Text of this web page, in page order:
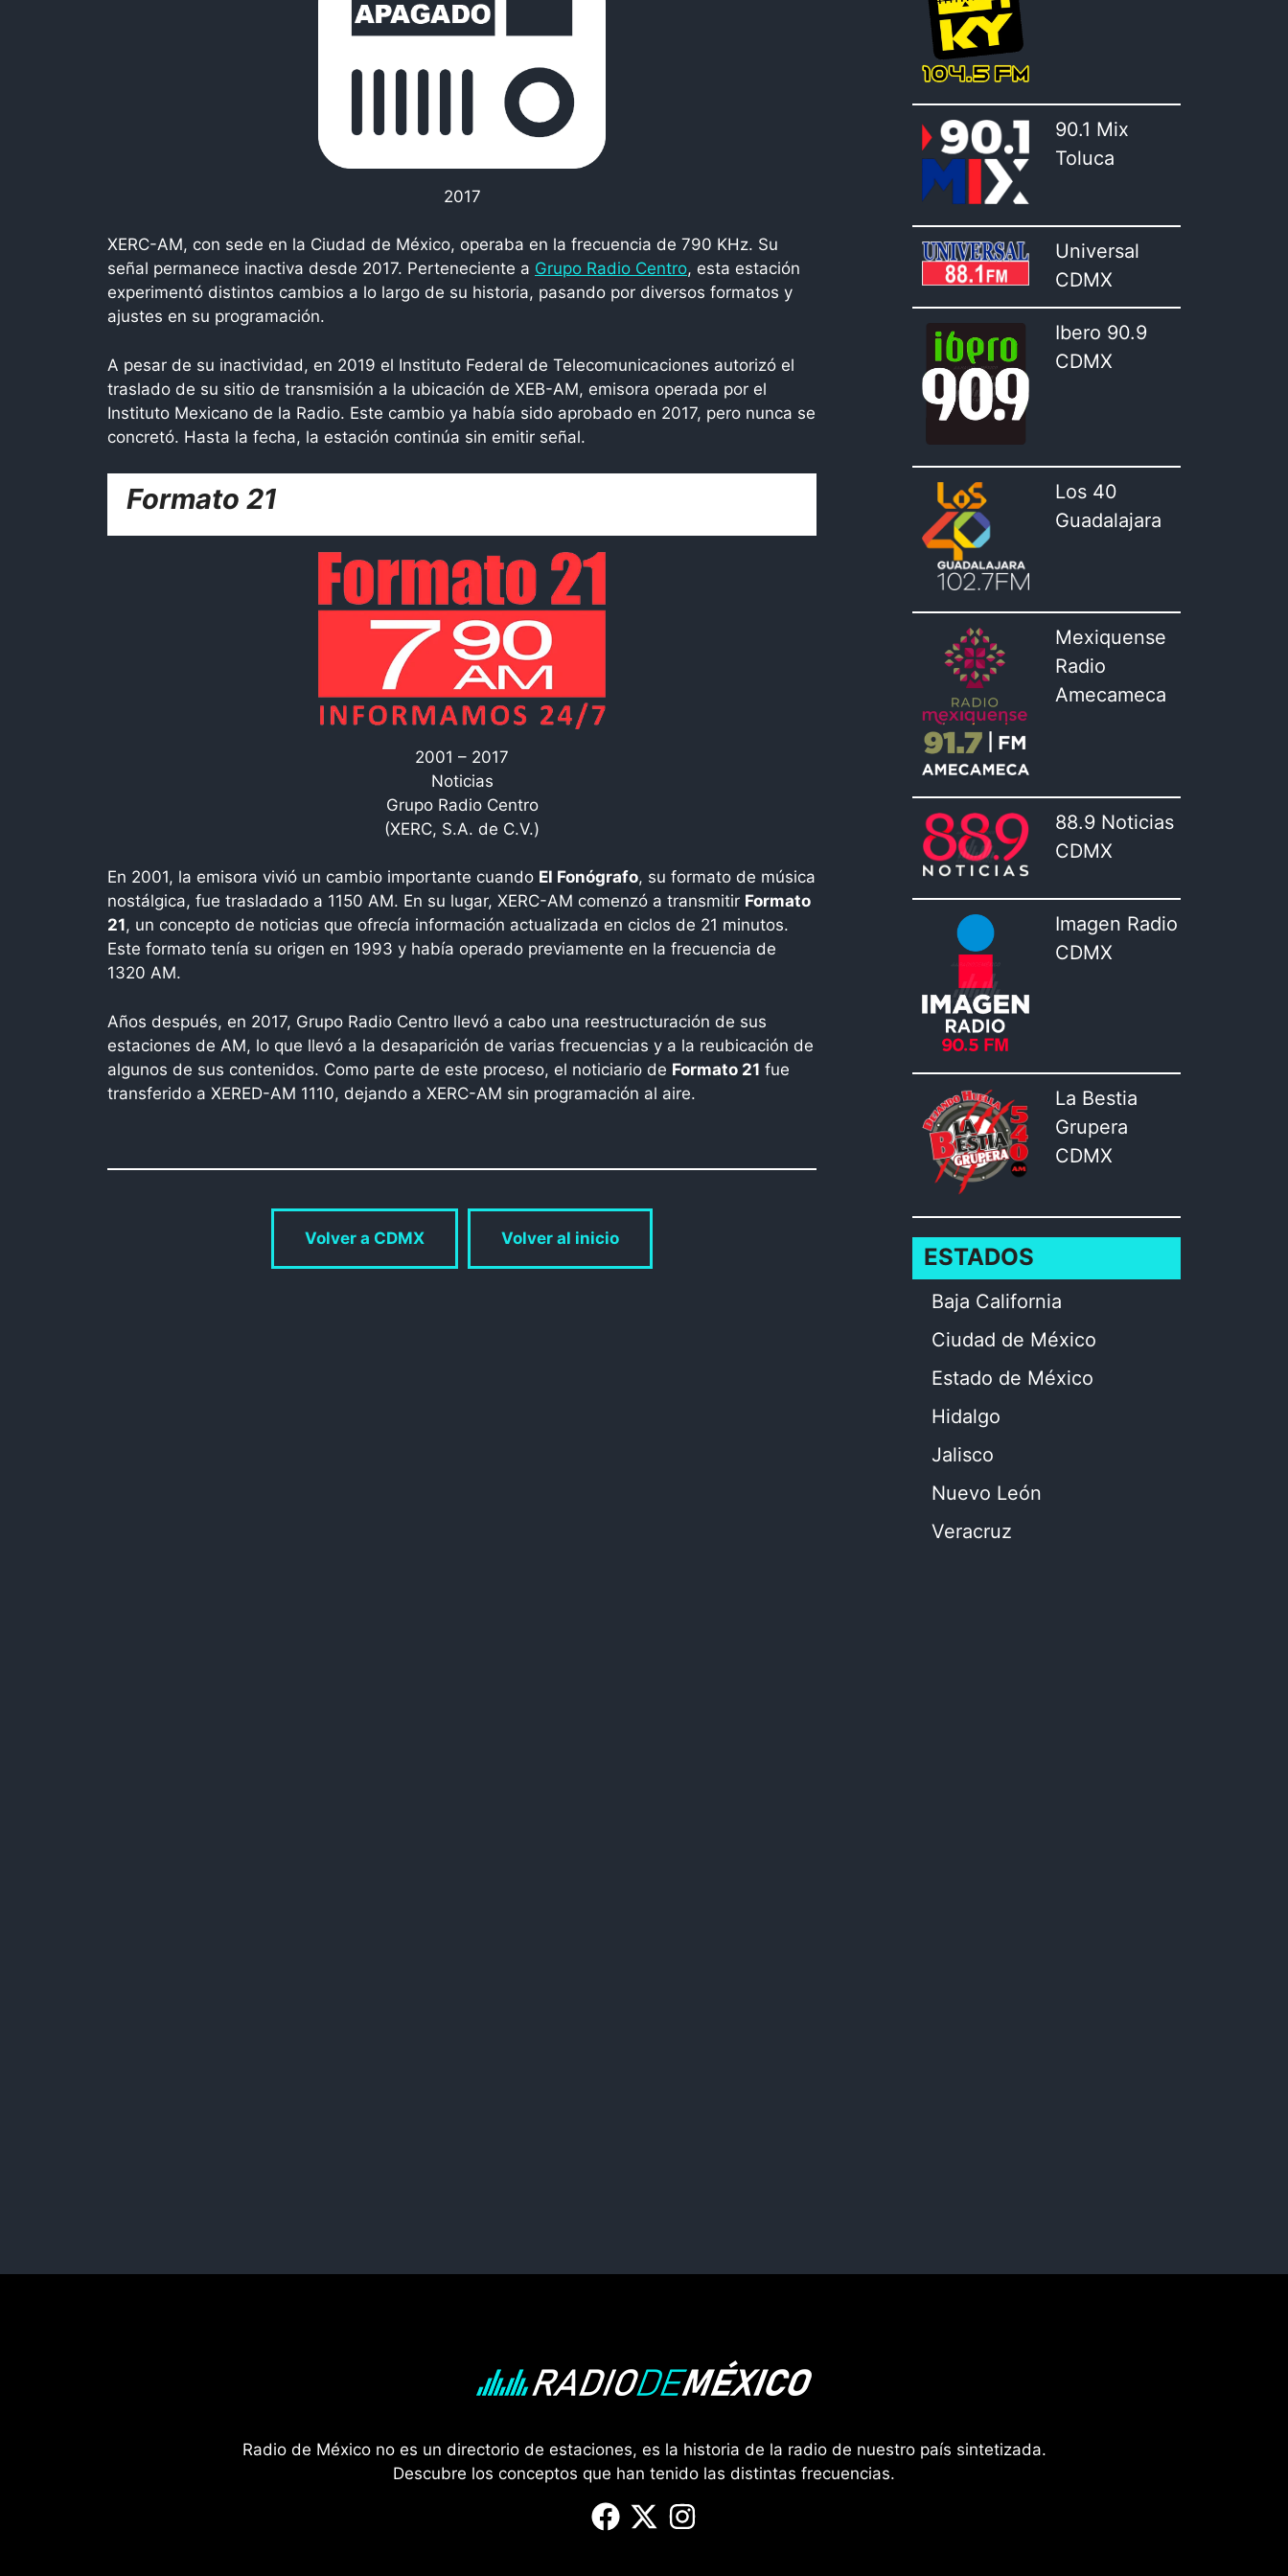
2017
XERC-AM, con sede en la Ciudad de México, operaba en la frecuencia de 790 KHz. Su
señal permanece inactiva desde 2017. Perteneciente a Grupo Radio Centro, esta estación
experimentó distintos cambios a lo largo de su historia, pasando por diversos formatos y
ajustes en su programación.
A pesar de su inactividad, en 2019 el Instituto Federal de Telecomunicaciones autorizó el
traslado de su sitio de transmisión a la ubicación de XEB-AM, emisora operada por el
Instituto Mexicano de la Radio. Este cambio ya había sido aprobado en 2017, pero nunca se
concretó. Hasta la fecha, la estación continúa sin emitir señal.
Formato 21
2001 – 2017
Noticias
Grupo Radio Centro
(XERC, S.A. de C.V.)
En 2001, la emisora vivió un cambio importante cuando El Fonógrafo, su formato de música
nostálgica, fue trasladado a 1150 AM. En su lugar, XERC-AM comenzó a transmitir Formato
21, un concepto de noticias que ofrecía información actualizada en ciclos de 21 minutos.
Este formato tenía su origen en 1993 y había operado previamente en la frecuencia de
1320 AM.
Años después, en 2017, Grupo Radio Centro llevó a cabo una reestructuración de sus
estaciones de AM, lo que llevó a la desaparición de varias frecuencias y a la reubicación de
algunos de sus contenidos. Como parte de este proceso, el noticiario de Formato 21 fue
transferido a XERED-AM 1110, dejando a XERC-AM sin programación al aire.
Volver a CDMX Volver al inicio
90.1 Mix
Toluca
Universal
CDMX
Ibero 90.9
CDMX
Los 40
Guadalajara
Mexiquense
Radio
Amecameca
88.9 Noticias
CDMX
Imagen Radio
CDMX
La Bestia
Grupera
CDMX
ESTADOS
Baja California
Ciudad de México
Estado de México
Hidalgo
Jalisco
Nuevo León
Veracruz
Radio de México no es un directorio de estaciones, es la historia de la radio de nuestro país sintetizada.
Descubre los conceptos que han tenido las distintas frecuencias.